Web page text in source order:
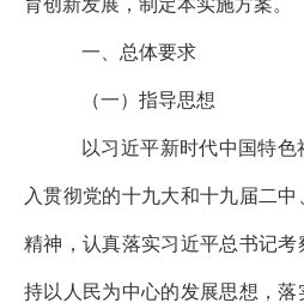
育创新发展，制定本实施方案。
一、总体要求
（一）指导思想
以习近平新时代中国特
入贯彻党的十九大和十九届二
精神，认真落实习近平总书记
持以人民为中心的发展思想，